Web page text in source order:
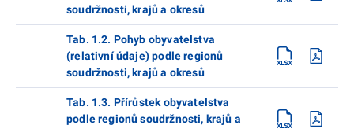
soudržnosti, krajů a okresů
Tab. 1.2. Pohyb obyvatelstva
(relativní údaje) podle regionů
soudržnosti, krajů a okresů
Tab. 1.3. Přírůstek obyvatelstva
podle regionů soudržnosti, krajů a